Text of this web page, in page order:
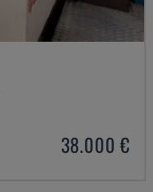
38.000 €